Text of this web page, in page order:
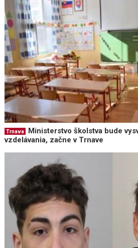
Trnava
Ministerstvo školstva bude
vzdelávania, začne v Trnave